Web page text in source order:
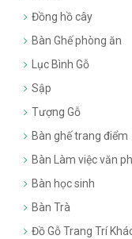
Đồng hồ cây
Bàn Ghế phòng ăn
Lục Bình Gỗ
Sập
Tượng Gỗ
Bàn ghế trang điểm
Bàn Làm việc văn
Bàn học sinh
Bàn Trà
Đồ Gỗ Trang Trí